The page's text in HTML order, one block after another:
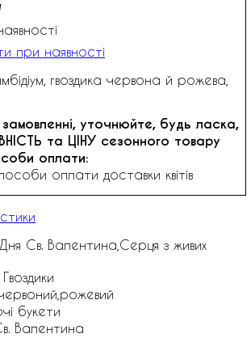
при наявності
гвоздика червона й рожева,
уточнюйте, будь ласка,
та ЦІНУ сезонного товару
оплати:
Св. Валентина,Серця з живих
Гвоздики
букети
Валентина